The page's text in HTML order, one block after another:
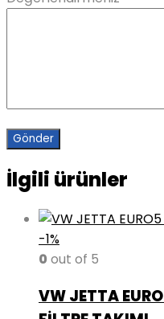
İlgili ürünler
-1%
0 out of 5
VW JETTA